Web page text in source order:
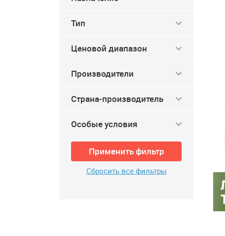
Тип
Ценовой диапазон
Производители
Страна-производитель
Особые условия
Применить фильтр
Сбросить все фильтры